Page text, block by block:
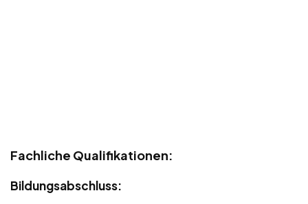
Fachliche Qualifikationen:
Bildungsabschluss: